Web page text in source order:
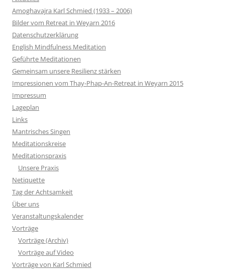
Amoghavajra Karl Schmied (1933 – 2006)
Bilder vom Retreat in Weyarn 2016
Datenschutzerklärung
English Mindfulness Meditation
Geführte Meditationen
Gemeinsam unsere Resilienz stärken
Impressionen vom Thay-Phap-An-Retreat in Weyarn 2015
Impressum
Lageplan
Links
Mantrisches Singen
Meditationskreise
Meditationspraxis
Unsere Praxis
Netiquette
Tag der Achtsamkeit
Über uns
Veranstaltungskalender
Vorträge
Vorträge (Archiv)
Vorträge auf Video
Vorträge von Karl Schmied